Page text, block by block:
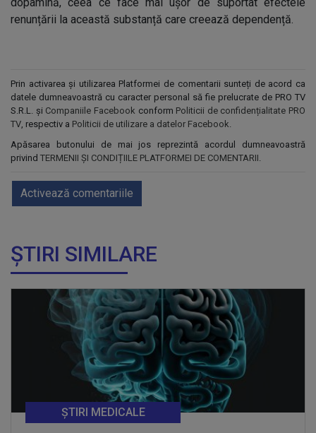
renunțării la această substanță care creează dependență.
Prin activarea și utilizarea Platformei de comentarii sunteți de acord ca
datele dumneavoastră cu caracter personal să fie prelucrate de PRO TV
S.R.L. și Companiile Facebook conform Politicii de confidențialitate PRO
TV, respectiv a Politicii de utilizare a datelor Facebook.
Apăsarea butonului de mai jos reprezintă acordul dumneavoastră
privind TERMENII ȘI CONDIȚIILE PLATFORMEI DE COMENTARII.
Activează comentariile
ȘTIRI SIMILARE
ȘTIRI MEDICALE